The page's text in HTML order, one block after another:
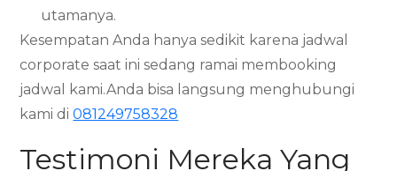
utamanya.
Kesempatan Anda hanya sedikit karena jadwal
corporate saat ini sedang ramai membooking
jadwal kami.Anda bisa langsung menghubungi
kami di081249758328
Testimoni Mereka Yang